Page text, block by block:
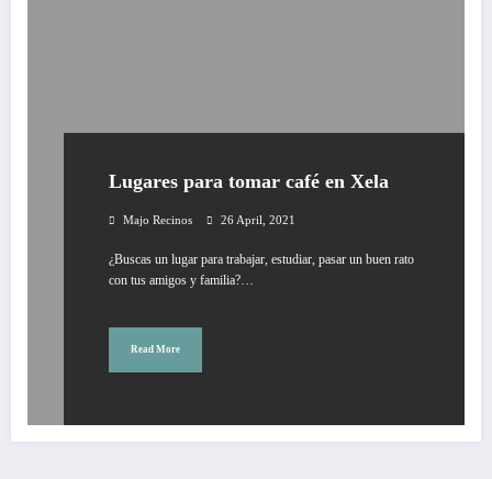
Lugares para tomar café en Xela
Majo Recinos 26 April, 2021
¿Buscas un lugar para trabajar, estudiar, pasar un buen rato
con tus amigos y familia?…
Read More